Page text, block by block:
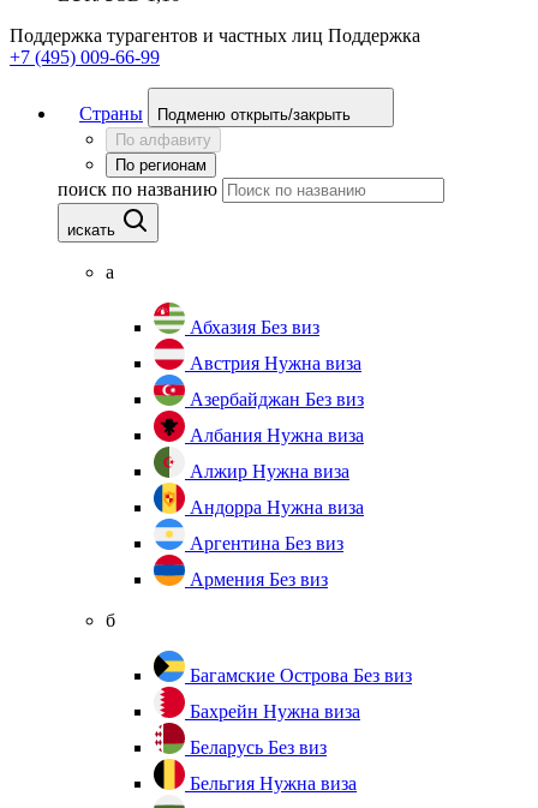
Поддержка турагентов и частных лиц Поддержка
+7 (495) 009-66-99
Страны
Подменю открыть/закрыть
По алфавиту
По регионам
поиск по названию
искать
а
Абхазия Без виз
Австрия Нужна виза
Азербайджан Без виз
Албания Нужна виза
Алжир Нужна виза
Андорра Нужна виза
Аргентина Без виз
Армения Без виз
б
Багамские Острова Без виз
Бахрейн Нужна виза
Беларусь Без виз
Бельгия Нужна виза